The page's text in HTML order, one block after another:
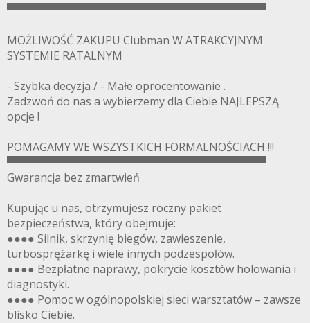
▀▀▀▀▀▀▀▀▀▀▀▀▀▀▀▀▀▀▀▀▀▀▀▀▀▀▀▀▀▀▀▀▀▀
MOŻLIWOŚĆ ZAKUPU Clubman W ATRAKCYJNYM
SYSTEMIE RATALNYM
- Szybka decyzja / - Małe oprocentowanie .
Zadzwoń do nas a wybierzemy dla Ciebie NAJLEPSZĄ
opcje !
POMAGAMY WE WSZYSTKICH FORMALNOŚCIACH !!!
▀▀▀▀▀▀▀▀▀▀▀▀▀▀▀▀▀▀▀▀▀▀▀▀▀▀▀▀▀▀▀▀▀▀
Gwarancja bez zmartwień
Kupując u nas, otrzymujesz roczny pakiet
bezpieczeństwa, który obejmuje:
●●●● Silnik, skrzynię biegów, zawieszenie,
turbosprężarkę i wiele innych podzespołów.
●●●● Bezpłatne naprawy, pokrycie kosztów holowania i
diagnostyki.
●●●● Pomoc w ogólnopolskiej sieci warsztatów – zawsze
blisko Ciebie.